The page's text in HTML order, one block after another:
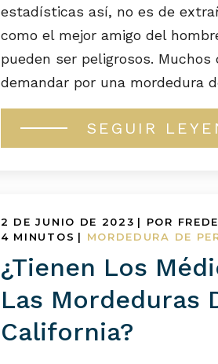
estadísticas así, no es de
como el mejor amigo del
pueden ser peligrosos.
demandar por una mordedura
SEGUIR
2 DE JUNIO DE 2023 | POR
4 MINUTOS | MORDEDURA DE
¿Tienen Los
Las Mordeduras
California?